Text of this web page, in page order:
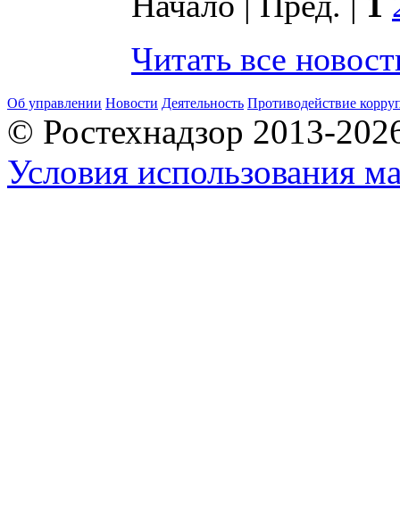
Читать все
Об управлении Новости Деятельность Противодействие
© Ростехнадзор 2013-
Условия использования